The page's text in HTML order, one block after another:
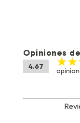
Opiniones
4.67